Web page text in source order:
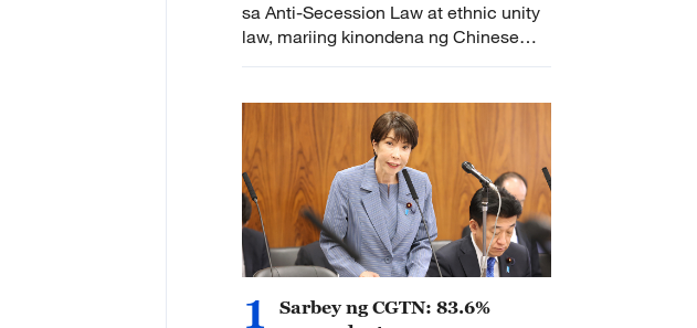
sa Anti-Secession Law at ethnic unity
law, mariing kinondena ng Chinese
mainland
1
Sarbey ng CGTN: 83.6%